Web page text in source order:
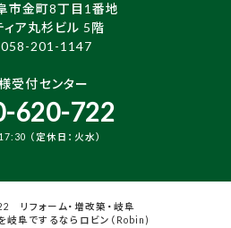
市金町8丁目1番地
ィア丸杉ビル 5階
058-201-1147
受付センター
620-722
（定休日：火水）
リフォーム・増改築・岐阜
岐阜でするならロビン（Robin)